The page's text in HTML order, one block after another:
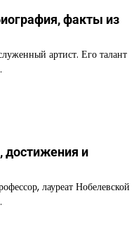
факты из
артист. Его талант
достижения и
лауреат Нобелевской